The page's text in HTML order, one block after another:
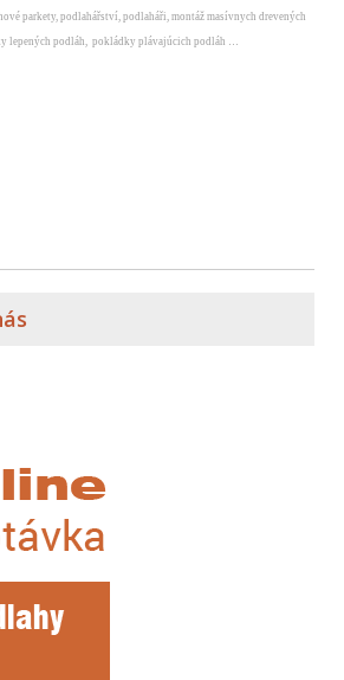
parkety, podlahářství, podlaháři, montáž masívnych drevených
lepených podláh, pokládky plávajúcich podláh …